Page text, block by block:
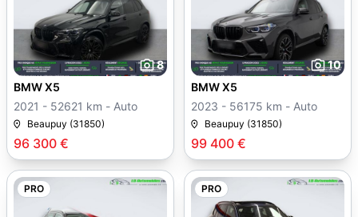
8
96 300 €
BMW X5
2021 - 52621 km - Auto
Beaupuy (31850)
10
99 400 €
BMW X5
2023 - 56175 km - Auto
Beaupuy (31850)
PRO PRO